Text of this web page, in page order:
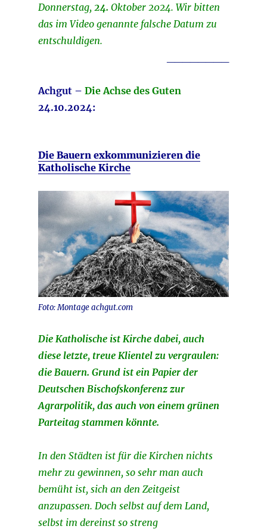
Donnerstag, 24. Oktober 2024. Wir bitten
das im Video genannte falsche Datum zu
entschuldigen.
Achgut – Die Achse des Guten
24.10.2024:
Die Bauern exkommunizieren die
Katholische Kirche
Foto: Montage achgut.com
Die Katholische ist Kirche dabei, auch
diese letzte, treue Klientel zu vergraulen:
die Bauern. Grund ist ein Papier der
Deutschen Bischofskonferenz zur
Agrarpolitik, das auch von einem grünen
Parteitag stammen könnte.
In den Städten ist für die Kirchen nichts
mehr zu gewinnen, so sehr man auch
bemüht ist, sich an den Zeitgeist
anzupassen. Doch selbst auf dem Land,
selbst im dereinst so streng